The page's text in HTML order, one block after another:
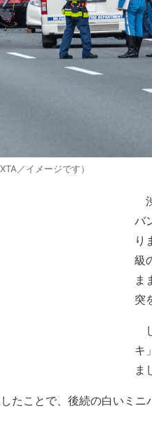
／イメージです）
バ
り
級
ま
突
キ
ま
たことで、後続の白いミニ